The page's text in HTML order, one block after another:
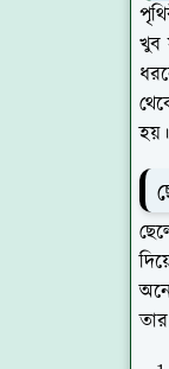
খুব
হয়।